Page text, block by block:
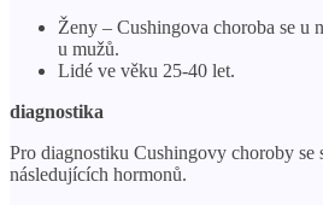
Ženy – Cushingova choroba se u
u mužů.
Lidé ve věku 25-40 let.
diagnostika
Pro diagnostiku Cushingovy choroby se
následujících hormonů.